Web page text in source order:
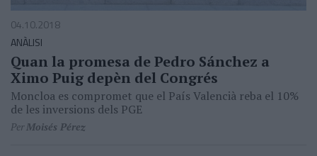
04.10.2018
ANÀLISI
Quan la promesa de Pedro Sánchez a
Ximo Puig depèn del Congrés
Moncloa es compromet que el País Valencià reba el 10%
de les inversions dels PGE
PerMoisés Pérez